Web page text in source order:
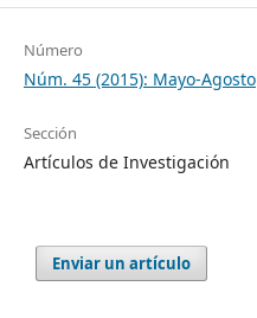
Número
Núm. 45 (2015): Mayo-Agosto
Sección
Artículos de Investigación
Enviar un artículo